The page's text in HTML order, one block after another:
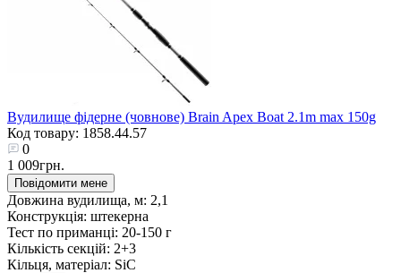
Вудилище фідерне (човнове) Brain Apex Boat 2.1m max 150g
Код товару: 1858.44.57
0
1 009грн.
Повідомити мене
Довжина вудилища, м: 2,1
Конструкція: штекерна
Тест по приманці: 20-150 г
Кількість секцій: 2+3
Кільця, матеріал: SiC